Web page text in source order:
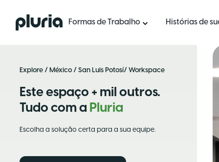
Logo Pluria Formas de Trabalho Histórias de
Explore / México / San Luis Potosí/ Workspace
Este espaço + mil outros.
Tudo com a Pluria
Escolha a solução certa para a sua equipe.